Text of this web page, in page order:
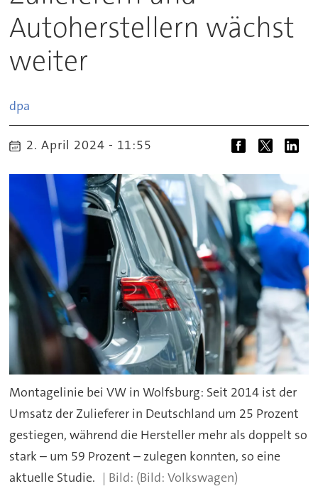
Autoherstellern wächst
weiter
dpa
2. April 2024 - 11:55
Montagelinie bei VW in Wolfsburg: Seit 2014 ist der
Umsatz der Zulieferer in Deutschland um 25 Prozent
gestiegen, während die Hersteller mehr als doppelt so
stark – um 59 Prozent – zulegen konnten, so eine
aktuelle Studie.
(Bild: Volkswagen)